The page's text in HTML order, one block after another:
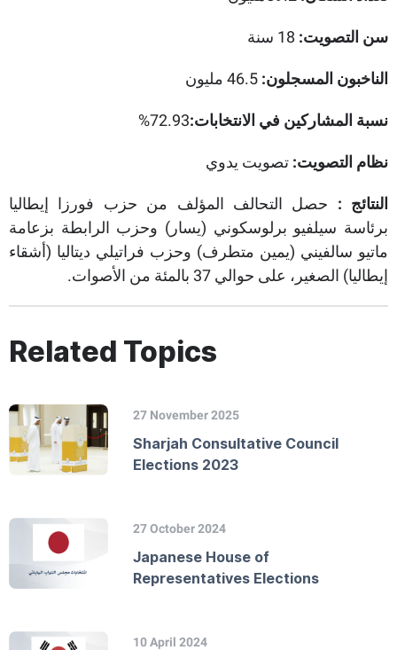
سن التصويت:
الناخبون المسجلون:
نسبة المشاركين في الانتخابات:72.93%
نظام التصويت: تصويت يدوي
النتائج : حصل التحالف المؤلف من حزب فورزا إيطاليا
برئاسة سيلفيو برلوسكوني (يسار) وحزب الرابطة بزعامة
ماتيو سالفيني (يمين متطرف) وحزب فراتيلي ديتاليا (أشقاء
إيطاليا) الصغير، على حوالي 37 بالمئة من الأصوات.
Related Topics
27 November 2025
Sharjah Consultative Council
Elections 2023
27 October 2024
Japanese House of
Representatives Elections
10 April 2024